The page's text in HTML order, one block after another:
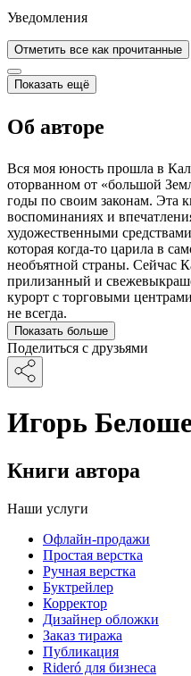
Уведомления
Отметить все как прочитанные
Показать ещё
Об авторе
Вся моя юность прошла в
оторванном от «большой
годы по своим законам. Эта
воспоминаниях и
художественными
которая когда-то царила в
необъятной страны. Сейчас
прилизанный и
курорт с торговыми
не всегда.
Показать больше
Поделиться с друзьями
Игорь
Книги автора
Наши услуги
Офлайн-продажи
Простая верстка
Ручная верстка
Буктрейлер
Корректор
Дизайнер обложки
Заказ тиража
Публикация
Rideró для бизнеса